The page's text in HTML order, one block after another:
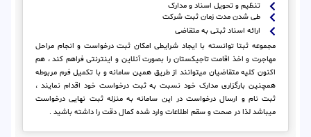
تنظیم و تحویل اسناد و مدارک
طی شدن مدت زمان ثبت شرکت
ارائه اسناد ثبتی به متقاضی
مجموعه ثبتا توانسته با ایجاد شرایطی امکان ثبت درخواست و انجام مراحل
مهاجرت و اخذ اقامت تاجیکستان را بصورت آنلاین و اینترنتی فراهم کند ، هم
اکنون کلیه متقاضیان میتوانند از طریق همین سامانه و با تکمیل فرم مربوطه
همچنین بارگزاری مدارک خود نسبت به ثبت درخواست خود اقدام نمایند ،
ثبت نام و ارسال درخواست در این سامانه به منزله ثبت نهایی درخواست
میباشد لذا در صحت و سقم اطلاعات وارد شده کمال دقت را داشته باشید .